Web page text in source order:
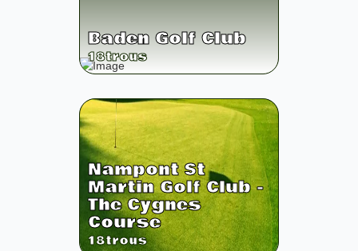
Baden Golf Club
18trous
Nampont St
Martin Golf Club -
The Cygnes
Course
18trous